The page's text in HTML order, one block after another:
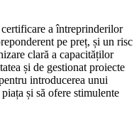
a întreprinderilor
pe preț, și un risc
clară a capacităților
și de gestionat proiecte
introducerea unui
și să ofere stimulente